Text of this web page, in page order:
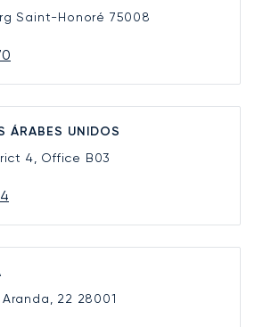
Saint-Honoré 75008
ÁRABES UNIDOS
4, Office B03
22 28001